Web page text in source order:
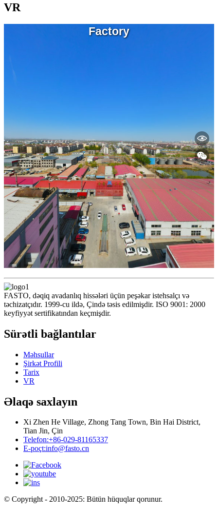
VR
FASTO, dəqiq avadanlıq hissələri üçün peşəkar istehsalçı və
təchizatçıdır. 1999-cu ildə, Çində təsis edilmişdir. ISO 9001: 2000
keyfiyyət sertifikatından keçmişdir.
Sürətli bağlantılar
Məhsullar
Şirkət Profili
Tarix
VR
Əlaqə saxlayın
Xi Zhen He Village, Zhong Tang Town, Bin Hai District,
Tian Jin, Çin
Telefon:+86-029-81165337
E-poçt:info@fasto.cn
© Copyright - 2010-2025: Bütün hüquqlar qorunur.